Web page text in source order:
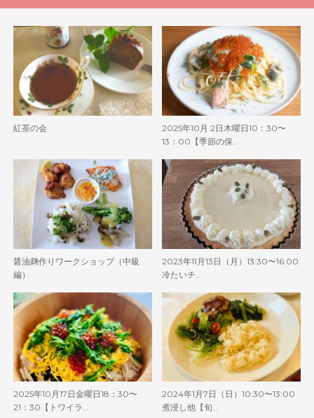
紅茶の会
2025年10月 2日木曜日10：30〜
13：00【季節の保…
醤油麹作りワークショップ（中級
編）
2023年11月13日（月）13:30〜16:00
冷たいチ…
2025年10月17日金曜日18：30〜
21：30【トワイラ…
2024年1月7日（日）10:30〜13:00
煮浸し他【旬…